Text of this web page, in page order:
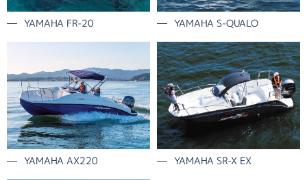
YAMAHA FR-20 YAMAHA S-QUALO
YAMAHA AX220 YAMAHA SR-X EX